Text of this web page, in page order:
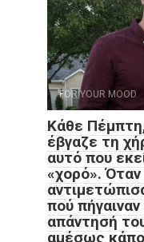
FOR YOUR MOOD
Κάθε
έβγαζε τη
αυτό που
«χορό».
πού
απάντησή
αμέσως